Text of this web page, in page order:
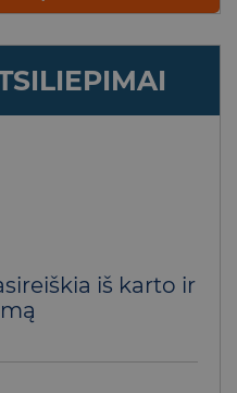
iš karto ir